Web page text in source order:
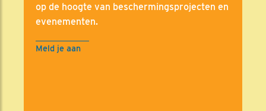
op de hoogte van beschermingsprojecten en
evenementen.
Meld je aan